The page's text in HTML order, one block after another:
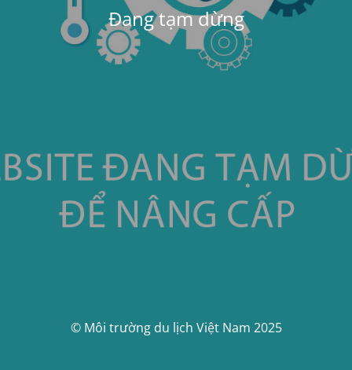
Đang tạm dừng
© Môi trường du lịch Việt Nam 2025